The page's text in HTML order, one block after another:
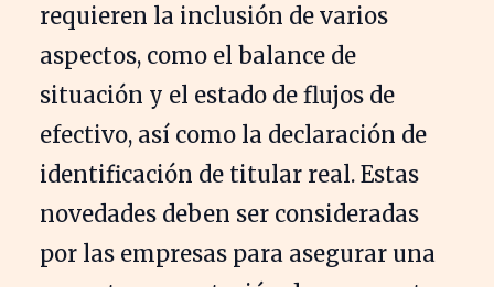
requieren la inclusión de varios
aspectos, como el balance de
situación y el estado de flujos de
efectivo, así como la declaración de
identificación de titular real. Estas
novedades deben ser consideradas
por las empresas para asegurar una